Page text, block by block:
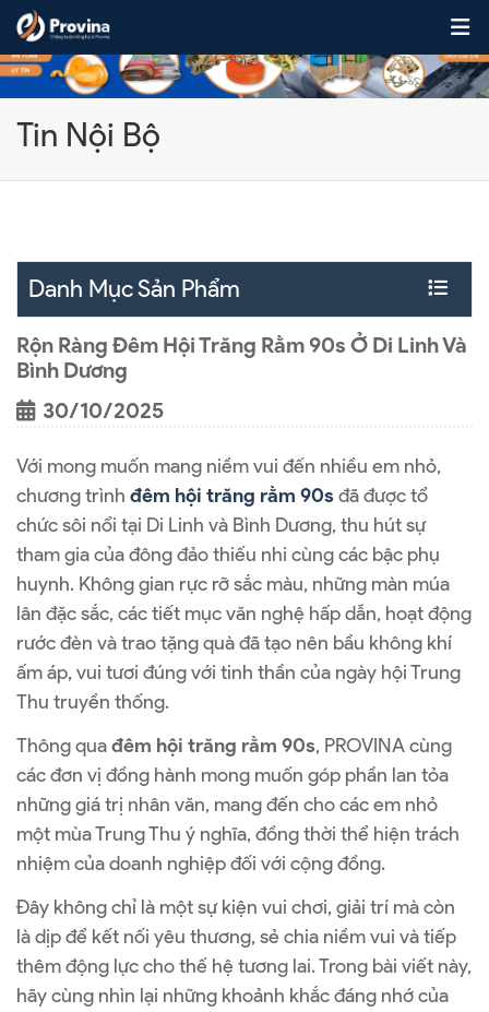
Skip to content
Tin Nội Bộ
Danh Mục Sản Phẩm
Rộn Ràng Đêm Hội Trăng Rằm 90s Ở Di Linh Và
Bình Dương
30/10/2025
Với mong muốn mang niềm vui đến nhiều em nhỏ,
chương trình đêm hội trăng rằm 90sđã được tổ
chức sôi nổi tại Di Linh và Bình Dương, thu hút sự
tham gia của đông đảo thiếu nhi cùng các bậc phụ
huynh. Không gian rực rỡ sắc màu, những màn múa
lân đặc sắc, các tiết mục văn nghệ hấp dẫn, hoạt động
rước đèn và trao tặng quà đã tạo nên bầu không khí
ấm áp, vui tươi đúng với tinh thần của ngày hội Trung
Thu truyền thống.
Thông quađêm hội trăng rằm 90s, PROVINA cùng
các đơn vị đồng hành mong muốn góp phần lan tỏa
những giá trị nhân văn, mang đến cho các em nhỏ
một mùa Trung Thu ý nghĩa, đồng thời thể hiện trách
nhiệm của doanh nghiệp đối với cộng đồng.
Đây không chỉ là một sự kiện vui chơi, giải trí mà còn
là dịp để kết nối yêu thương, sẻ chia niềm vui và tiếp
thêm động lực cho thế hệ tương lai. Trong bài viết này,
hãy cùng nhìn lại những khoảnh khắc đáng nhớ của